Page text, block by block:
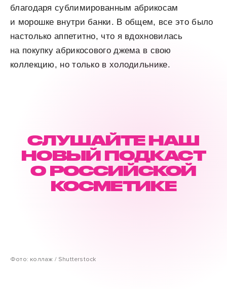
благодаря сублимированным абрикосам
и морошке внутри банки. В общем, все это было
настолько аппетитно, что я вдохновилась
на покупку абрикосового джема в свою
коллекцию, но только в холодильнике.
СЛУШАЙТЕ НАШ
НОВЫЙ ПОДКАСТ
О РОССИЙСКОЙ
КОСМЕТИКЕ
Фото: коллаж / Shutterstock